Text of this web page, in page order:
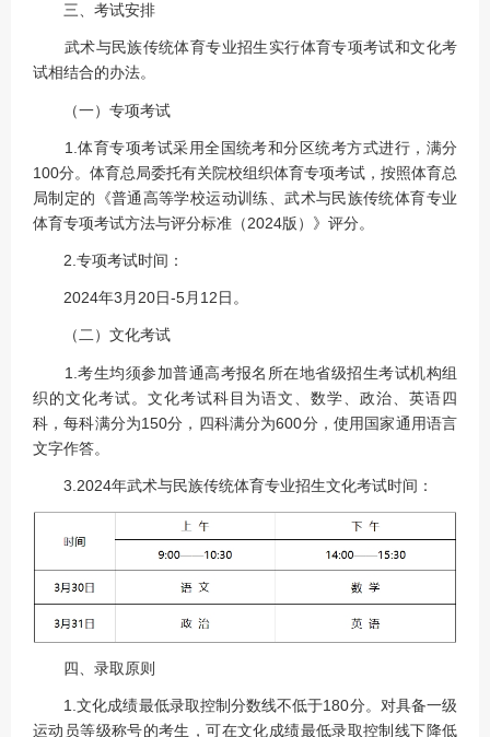
三、考试安排
武术与民族传统体育专业招生实行体育专项考试和文化考
试相结合的办法。
（一）专项考试
1.体育专项考试采用全国统考和分区统考方式进行，满分
100分。体育总局委托有关院校组织体育专项考试，按照体育总
局制定的《普通高等学校运动训练、武术与民族传统体育专业
体育专项考试方法与评分标准（2024版）》评分。
2.专项考试时间：
2024年3月20日-5月12日。
（二）文化考试
1.考生均须参加普通高考报名所在地省级招生考试机构组
织的文化考试。文化考试科目为语文、数学、政治、英语四
科，每科满分为150分，四科满分为600分，使用国家通用语言
文字作答。
3.2024年武术与民族传统体育专业招生文化考试时间：
四、录取原则
1.文化成绩最低录取控制分数线不低于180分。对具备一级
运动员等级称号的考生，可在文化成绩最低录取控制线下降低